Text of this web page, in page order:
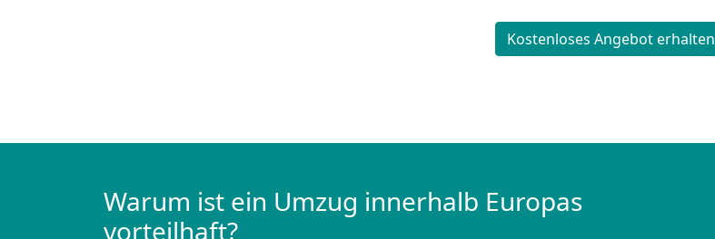
Kostenloses Angebot erhalten
Warum ist ein Umzug innerhalb Europas
vorteilhaft?